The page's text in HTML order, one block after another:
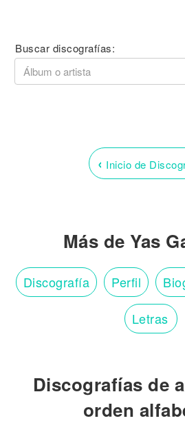
Buscar discografías:
‹ Inicio de
Más de Yas
Discografía Perfil
Letras
Discografías de
orden